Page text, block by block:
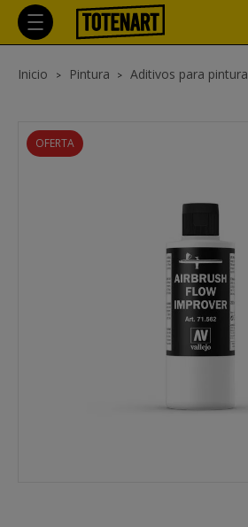
Inicio Pintura Aditivos para pintura
OFERTA